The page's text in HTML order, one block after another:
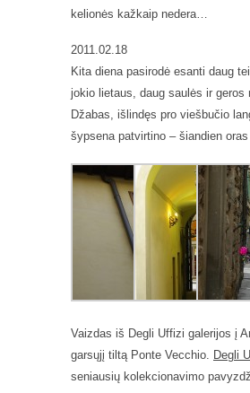
kelionės kažkaip nedera…
2011.02.18
Kita diena pasirodė esanti daug
jokio lietaus, daug saulės ir geros
Džabas, išlindęs pro viešbučio
šypsena patvirtino – šiandien
Vaizdas iš Degli Uffizi galerijos į
garsųjį tiltą Ponte Vecchio. Degli
seniausių kolekcionavimo